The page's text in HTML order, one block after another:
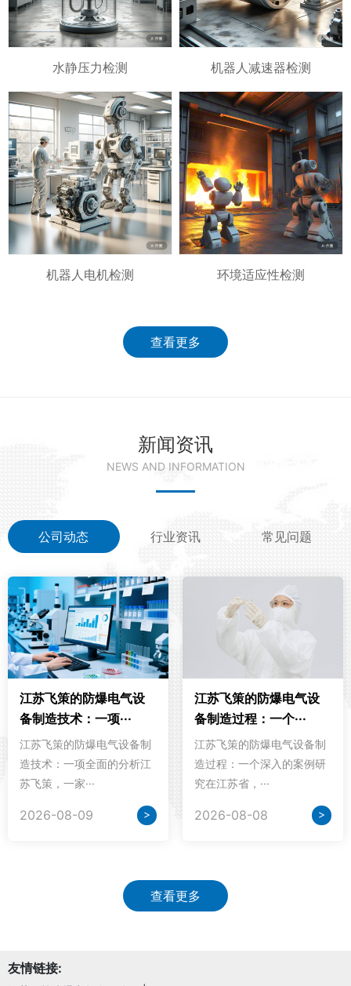
水静压力检测 机器人减速器检测
机器人电机检测 环境适应性检测
查看更多
新闻资讯
NEWS AND INFORMATION
公司动态 行业资讯 常见问题
江苏飞策的防爆电气设
备制造技术：一项···
江苏飞策的防爆电气设备制
造技术：一项全面的分析江
苏飞策，一家···
2026-08-09 >
江苏飞策的防爆电气设
备制造过程：一个···
江苏飞策的防爆电气设备制
造过程：一个深入的案例研
究在江苏省，···
2026-08-08 >
查看更多
友情链接: